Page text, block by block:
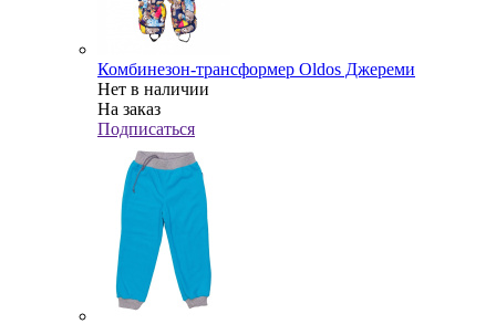
Комбинезон-трансформер Oldos Джереми
Нет в наличии
На заказ
Подписаться